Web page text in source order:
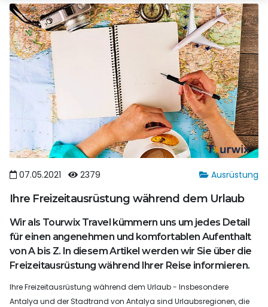
Ausrüstung
07.05.2021 2379
Ihre Freizeitausrüstung während dem Urlaub
Wir als Tourwix Travel kümmern uns um jedes Detail
für einen angenehmen und komfortablen Aufenthalt
von A bis Z. In diesem Artikel werden wir Sie über die
Freizeitausrüstung während Ihrer Reise informieren.
Ihre Freizeitausrüstung während dem Urlaub - Insbesondere
Antalya und der Stadtrand von Antalya sind Urlaubsregionen, die